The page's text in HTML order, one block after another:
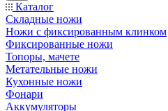
Каталог
Складные ножи
Ножи с фиксированным клинком
Фиксированные ножи
Топоры, мачете
Метательные ножи
Кухонные ножи
Фонари
Аккумуляторы